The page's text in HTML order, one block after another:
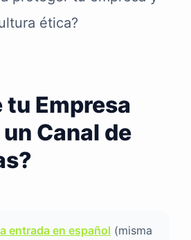
ética?
tu Empresa
Canal de
entrada en español (misma